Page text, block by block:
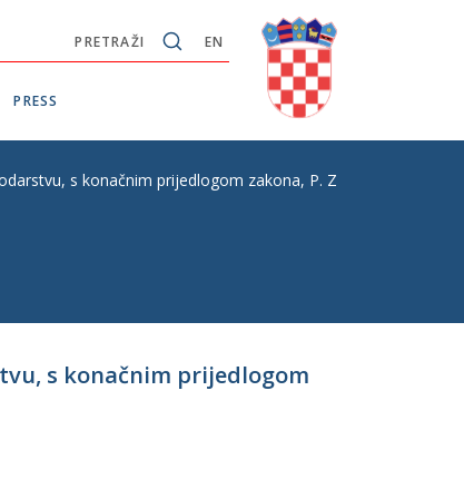
EN
PRETRAŽI
PRESS
s konačnim prijedlogom zakona, P. Z. br. 580
s konačnim prijedlogom